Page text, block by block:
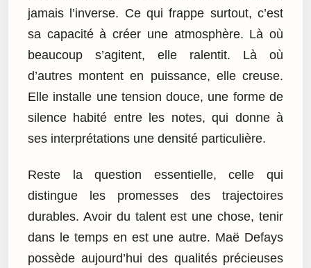
jamais l’inverse. Ce qui frappe surtout, c’est
sa capacité à créer une atmosphère. Là où
beaucoup s’agitent, elle ralentit. Là où
d’autres montent en puissance, elle creuse.
Elle installe une tension douce, une forme de
silence habité entre les notes, qui donne à
ses interprétations une densité particulière.
Reste la question essentielle, celle qui
distingue les promesses des trajectoires
durables. Avoir du talent est une chose, tenir
dans le temps en est une autre. Maë Defays
possède aujourd’hui des qualités précieuses